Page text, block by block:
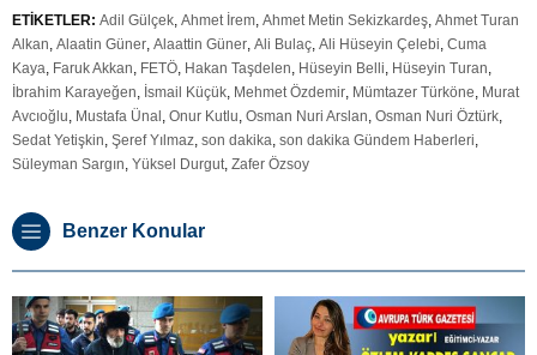
ETİKETLER: Adil Gülçek, Ahmet İrem, Ahmet Metin Sekizkardeş, Ahmet Turan
Alkan, Alaatin Güner, Alaattin Güner, Ali Bulaç, Ali Hüseyin Çelebi, Cuma
Kaya, Faruk Akkan, FETÖ, Hakan Taşdelen, Hüseyin Belli, Hüseyin Turan,
İbrahim Karayeğen, İsmail Küçük, Mehmet Özdemir, Mümtazer Türköne, Murat
Avcıoğlu, Mustafa Ünal , Onur Kutlu, Osman Nuri Arslan, Osman Nuri Öztürk,
Sedat Yetişkin, Şeref Yılmaz, son dakika, son dakika Gündem Haberleri,
Süleyman Sargın, Yüksel Durgut, Zafer Özsoy
Benzer Konular